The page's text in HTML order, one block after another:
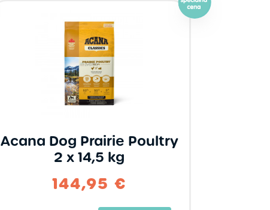
53,95 €
Acana Dog Prairie Poultry
2 x 14,5 kg
144,95 €